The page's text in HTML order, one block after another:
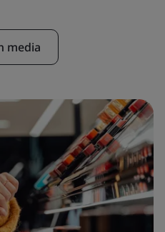
media